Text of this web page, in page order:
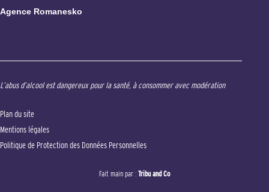
Agence Romanesko
L’abus d’alcool est dangereux pour la santé, à consommer avec modération
Plan du site
Mentions légales
Politique de Protection des Données Personnelles
Fait main par : Tribu and Co